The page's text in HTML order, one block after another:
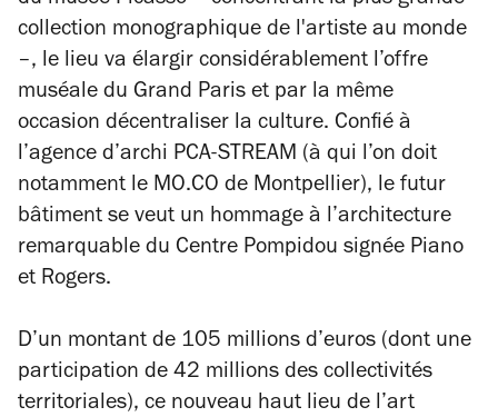
collection monographique de l'artiste au monde
–, le lieu va élargir considérablement l’offre
muséale du Grand Paris et par la même
occasion décentraliser la culture. Confié à
l’agence d’archi PCA-STREAM (à qui l’on doit
notamment le MO.CO de Montpellier), le futur
bâtiment se veut un hommage à l’architecture
remarquable du Centre Pompidou signée Piano
et Rogers.
D’un montant de 105 millions d’euros (dont une
participation de 42 millions des collectivités
territoriales), ce nouveau haut lieu de l’art